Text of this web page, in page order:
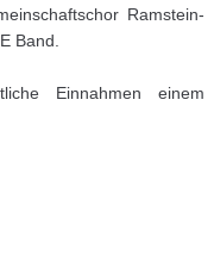
Ramstein-
Band.
Einnahmen einem